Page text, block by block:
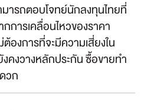
ารถตอบโจทย์นักลงทุนไทยที่
การเคลื่อนไหวของราคา
องการที่จะมีความเสี่ยงใน
คงวางหลักประกัน ซื้อขายทำ
วก